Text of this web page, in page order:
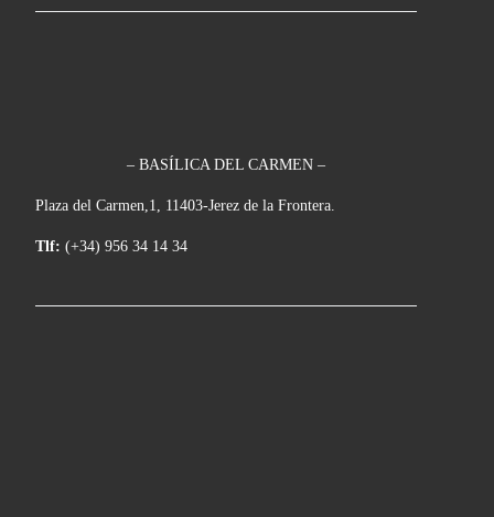
– BASÍLICA DEL CARMEN –
Plaza del Carmen,1, 11403-Jerez de la Frontera.
Tlf: (+34) 956 34 14 34